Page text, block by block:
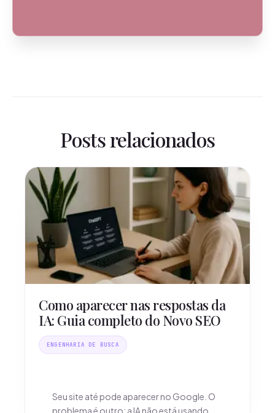
Posts relacionados
Como aparecer nas respostas da
IA: Guia completo do Novo SEO
ENGENHARIA DE BUSCA
Seu site até pode aparecer no Google. O
problema é outro: a IA não está usando